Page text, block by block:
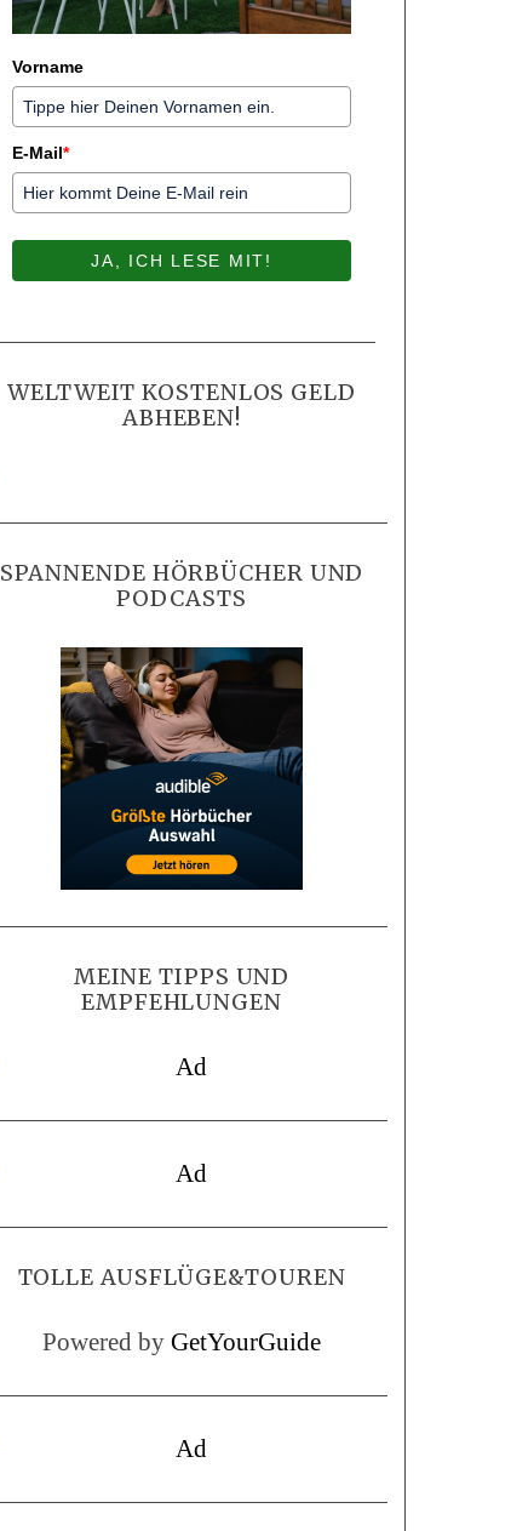
Vorname
E-Mail*
JA, ICH LESE MIT!
WELTWEIT KOSTENLOS GELD
ABHEBEN!
SPANNENDE HÖRBÜCHER UND
PODCASTS
MEINE TIPPS UND
EMPFEHLUNGEN
TOLLE AUSFLÜGE&TOUREN
Powered by GetYourGuide